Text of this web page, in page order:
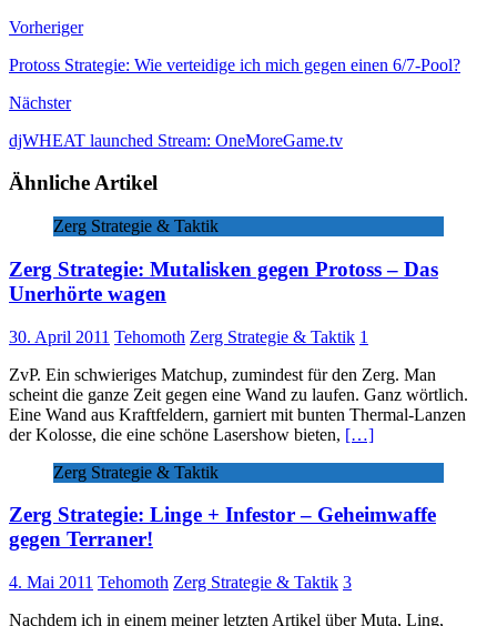
Vorheriger
Protoss Strategie: Wie verteidige ich mich gegen einen 6/7-Pool?
Nächster
djWHEAT launched Stream: OneMoreGame.tv
Ähnliche Artikel
Zerg Strategie & Taktik
Zerg Strategie: Mutalisken gegen Protoss – Das
Unerhörte wagen
30. April 2011 Tehomoth Zerg Strategie & Taktik 1
ZvP. Ein schwieriges Matchup, zumindest für den Zerg. Man
scheint die ganze Zeit gegen eine Wand zu laufen. Ganz wörtlich.
Eine Wand aus Kraftfeldern, garniert mit bunten Thermal-Lanzen
der Kolosse, die eine schöne Lasershow bieten, […]
Zerg Strategie & Taktik
Zerg Strategie: Linge + Infestor – Geheimwaffe
gegen Terraner!
4. Mai 2011 Tehomoth Zerg Strategie & Taktik 3
Nachdem ich in einem meiner letzten Artikel über Muta, Ling,